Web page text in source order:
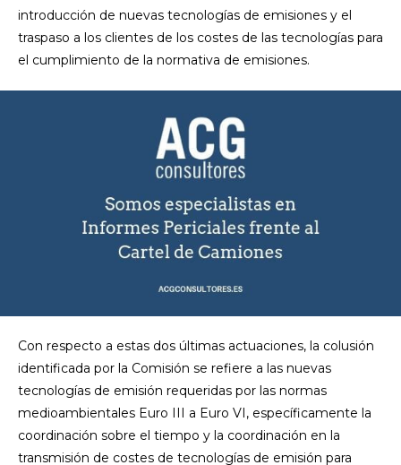
introducción de nuevas tecnologías de emisiones y el
traspaso a los clientes de los costes de las tecnologías para
el cumplimiento de la normativa de emisiones.
Con respecto a estas dos últimas actuaciones, la colusión
identificada por la Comisión se refiere a las nuevas
tecnologías de emisión requeridas por las normas
medioambientales Euro III a Euro VI, específicamente la
coordinación sobre el tiempo y la coordinación en la
transmisión de costes de tecnologías de emisión para